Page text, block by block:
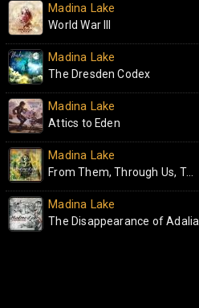
Madina Lake
World War III
Madina Lake
The Dresden Codex
Madina Lake
Attics to Eden
Madina Lake
From Them, Through Us, T...
Madina Lake
The Disappearance of Adalia